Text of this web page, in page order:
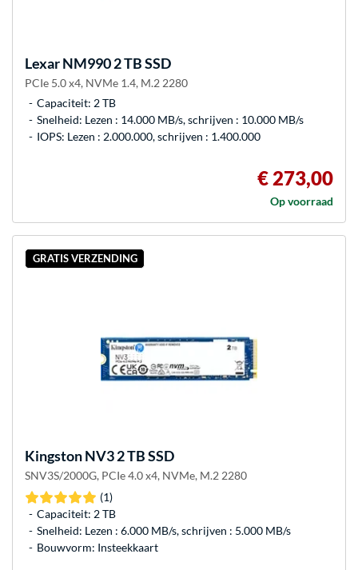
LexarNM990 2 TB SSD
PCIe 5.0 x4, NVMe 1.4, M.2 2280
Capaciteit: 2 TB
Snelheid: Lezen : 14.000 MB/s, schrijven : 10.000 MB/s
IOPS: Lezen : 2.000.000, schrijven : 1.400.000
€ 273,00
Op voorraad
GRATIS VERZENDING
KingstonNV3 2 TB SSD
SNV3S/2000G, PCIe 4.0 x4, NVMe, M.2 2280
(1)
Capaciteit: 2 TB
Snelheid: Lezen : 6.000 MB/s, schrijven : 5.000 MB/s
Bouwvorm: Insteekkaart